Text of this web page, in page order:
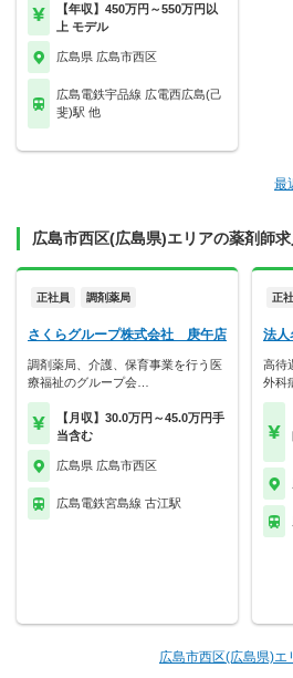
【年収】450万円～550万円以
上 モデル
広島県 広島市西区
広島電鉄宇品線 広電西広島(己
斐)駅 他
最
広島市西区(広島県)エリアの薬剤師求
正社員 調剤薬局
さくらグループ株式会社 庚午店
調剤薬局、介護、保育事業を行う医
療福祉のグループ会…
【月収】30.0万円～45.0万円手
当含む
広島県 広島市西区
広島電鉄宮島線 古江駅
正
法人
高待
外科
広島市西区(広島県)エ